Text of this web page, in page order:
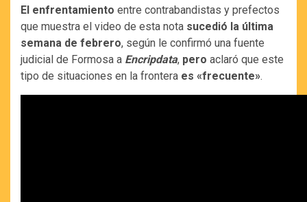
El enfrentamiento entre contrabandistas y prefectos
que muestra el video de esta nota sucedió la última
semana de febrero, según le confirmó una fuente
judicial de Formosa a Encripdata, pero aclaró que este
tipo de situaciones en la frontera es «frecuente».